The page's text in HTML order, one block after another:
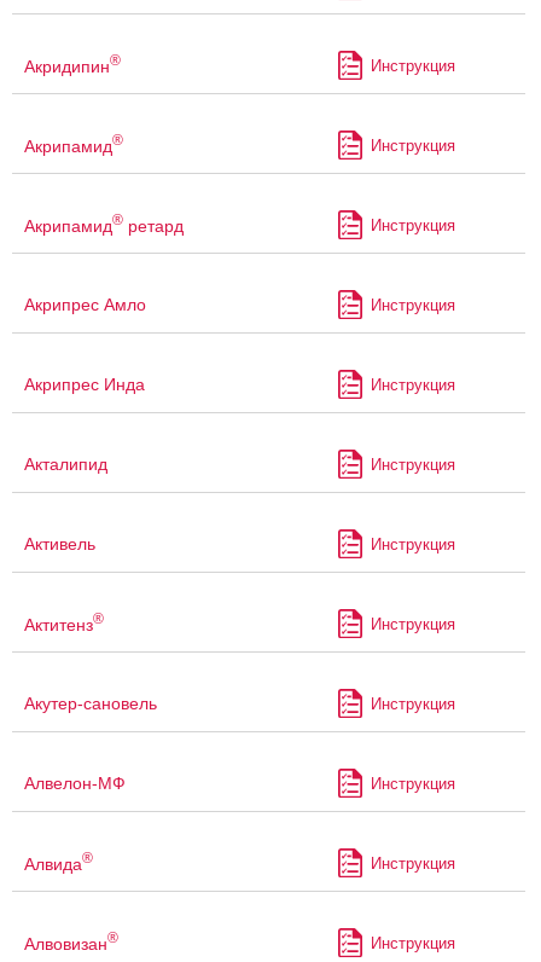
Акридипин® Инструкция
Акрипамид® Инструкция
Акрипамид® ретард Инструкция
Акрипрес Амло Инструкция
Акрипрес Инда Инструкция
Акталипид Инструкция
Активель Инструкция
Актитенз® Инструкция
Акутер-сановель Инструкция
Алвелон-МФ Инструкция
Алвида® Инструкция
Алвовизан® Инструкция